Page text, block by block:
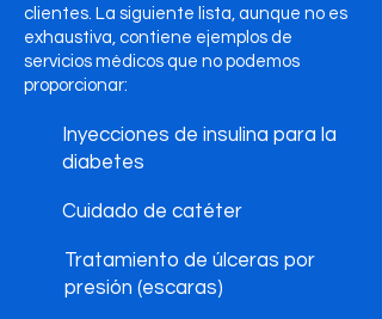
clientes. La siguiente lista, aunque no es
exhaustiva, contiene ejemplos de
servicios médicos que no podemos
proporcionar:
Inyecciones de insulina para la
diabetes
Cuidado de catéter
Tratamiento de úlceras por
presión (escaras)